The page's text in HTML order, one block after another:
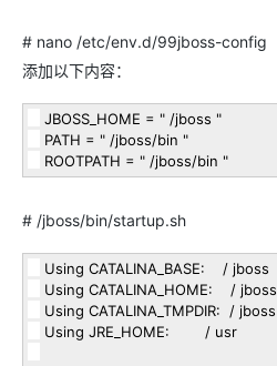
# nano /etc/env.d/99jboss-config
添加以下内容：
JBOSS_HOME = " /jboss "
PATH = " /jboss/bin "
ROOTPATH = " /jboss/bin "
# /jboss/bin/startup.sh
Using CATALINA_BASE: / jboss
Using CATALINA_HOME:
/ jboss
Using CATALINA_TMPDIR:
/ jboss
Using JRE_HOME:
/ usr